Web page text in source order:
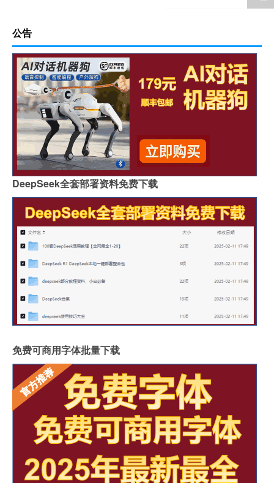
公告
DeepSeek全套部署资料免费下载
免费可商用字体批量下载